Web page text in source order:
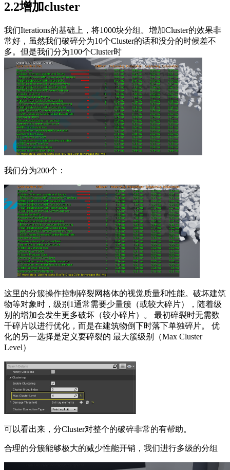
2.2增加cluster
我们Iterations的基础上，将1000块分组。增加Cluster的效果非
常好，虽然我们破碎分为10个Cluster的话和没分的时候差不
多。但是我们分为100个Cluster时
我们分为200个：
这里的分簇操作控制碎裂网格体的视觉质量和性能。破坏建筑
物等对象时，级别1通常需要少量簇（或较大碎片），随着级
别的增加会发生更多破坏（较小碎片）。 最初碎裂时无需数
千碎片以进行优化，而是在建筑物倒下时落下单独碎片。 优
化的另一选择是定义要碎裂的 最大簇级别（Max Cluster
Level）
可以看出来，分Cluster对整个的破碎非常的有帮助。
合理的分簇能够极大的减少性能开销，我们进行多级的分组